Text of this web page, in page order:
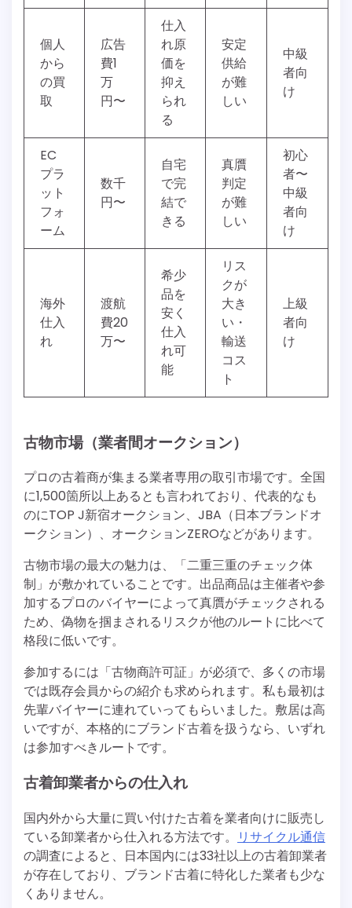
個人
から
の買
取
広告
費1
万
円〜
仕入
れ原
価を
抑え
られ
る
安定
供給
が難
しい
中級
者向
け
EC
プラ
ット
フォ
ーム
数千
円〜
自宅
で完
結で
きる
真贋
判定
が難
しい
初心
者〜
中級
者向
け
海外
仕入
れ
渡航
費20
万〜
希少
品を
安く
仕入
れ可
能
リス
クが
大き
い・
輸送
コス
ト
上級
者向
け
古物市場（業者間オークション）
プロの古着商が集まる業者専用の取引市場です。全国
に1,500箇所以上あるとも言われており、代表的なも
のにTOP J新宿オークション、JBA（日本ブランドオ
ークション）、オークションZEROなどがあります。
古物市場の最大の魅力は、「二重三重のチェック体
制」が敷かれていることです。出品商品は主催者や参
加するプロのバイヤーによって真贋がチェックされる
ため、偽物を掴まされるリスクが他のルートに比べて
格段に低いです。
参加するには「古物商許可証」が必須で、多くの市場
では既存会員からの紹介も求められます。私も最初は
先輩バイヤーに連れていってもらいました。敷居は高
いですが、本格的にブランド古着を扱うなら、いずれ
は参加すべきルートです。
古着卸業者からの仕入れ
国内外から大量に買い付けた古着を業者向けに販売し
ている卸業者から仕入れる方法です。
リサイクル通信
の調査によると、日本国内には33社以上の古着卸業者
が存在しており、ブランド古着に特化した業者も少な
くありません。